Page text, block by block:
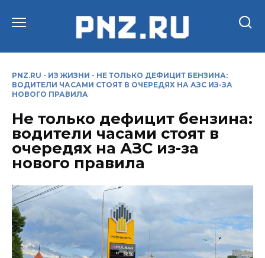
PNZ.RU - ИЗ ЖИЗНИ - НЕ ТОЛЬКО ДЕФИЦИТ БЕНЗИНА:
ВОДИТЕЛИ ЧАСАМИ СТОЯТ В ОЧЕРЕДЯХ НА АЗС ИЗ-ЗА
НОВОГО ПРАВИЛА
Не только дефицит бензина:
водители часами стоят в
очередях на АЗС из-за
нового правила